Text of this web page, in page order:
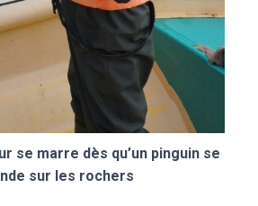
se marre dès qu’un pinguin se
sur les rochers